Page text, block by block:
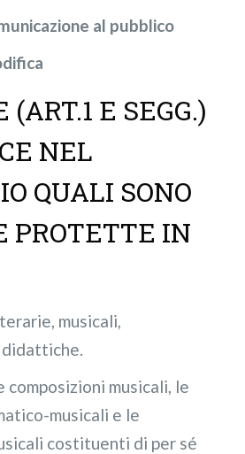
al pubblico
(ART.1 E SEGG.)
NEL
QUALI SONO
PROTETTE IN
musicali,
composizioni musicali, le
musicali e le
costituenti di per sé